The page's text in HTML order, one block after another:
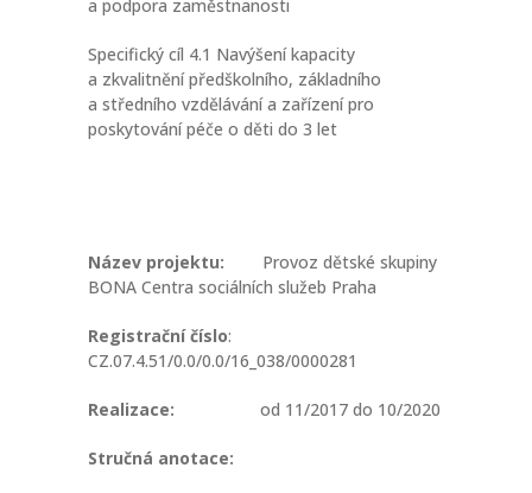
a podpora zaměstnanosti
Specifický cíl 4.1 Navýšení kapacity
a zkvalitnění předškolního, základního
a středního vzdělávání a zařízení pro
poskytování péče o děti do 3 let
Název projektu: Provoz dětské skupiny
BONA Centra sociálních služeb Praha
Registrační číslo:
CZ.07.4.51/0.0/0.0/16_038/0000281
Realizace: od 11/2017 do 10/2020
Stručná anotace: